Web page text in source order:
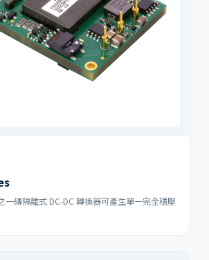
一磚隔離式 DC-DC 轉換器可產生單一完全穩壓